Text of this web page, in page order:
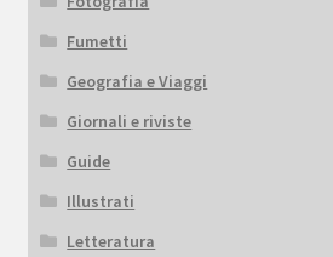
Fumetti
Geografia e Viaggi
Giornali e riviste
Guide
Illustrati
Letteratura